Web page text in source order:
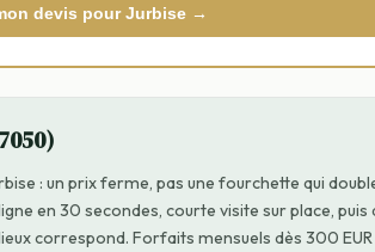
devis pour Jurbise →
: un prix ferme, pas une fourchette qui
en 30 secondes, courte visite sur place, puis
correspond. Forfaits mensuels dès 300 EUR